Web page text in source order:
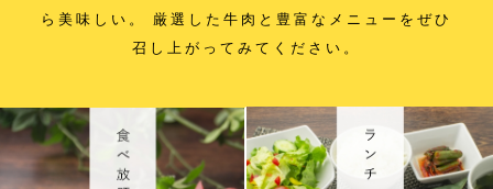
ら美味しい。
厳選した牛肉と豊富なメニューをぜひ
召し上がってみてください。